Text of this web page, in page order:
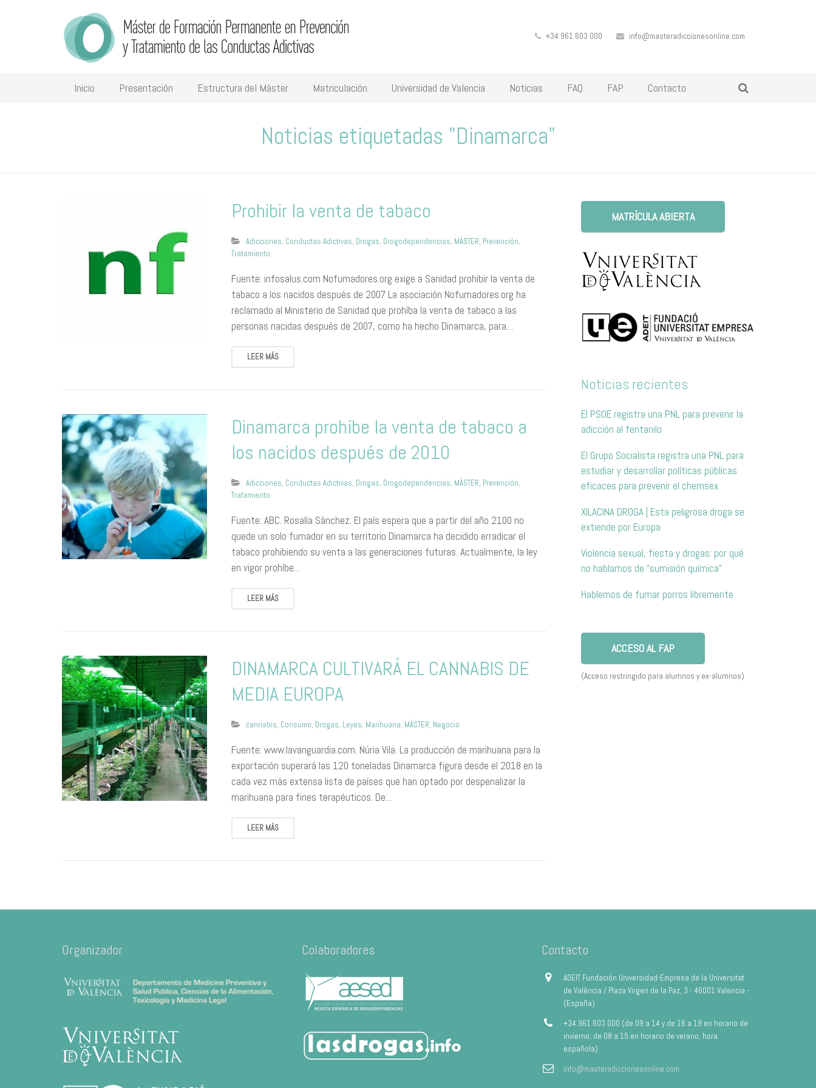
+34 961 603 000 info@masteradiccionesonline.com
Inicio Presentación Estructura del Máster Matriculación Universidad de Valencia Noticias FAQ FAP Contacto
Noticias etiquetadas "Dinamarca"
Prohibir la venta de tabaco
Adicciones, Conductas Adictivas, Drogas, Drogodependencias, MÁSTER, Prevención,
Tratamiento
Fuente: infosalus.com Nofumadores.org exige a Sanidad prohibir la venta de
tabaco a los nacidos después de 2007 La asociación Nofumadores.org ha
reclamado al Ministerio de Sanidad que prohíba la venta de tabaco a las
personas nacidas después de 2007, como ha hecho Dinamarca, para…
LEER MÁS
Dinamarca prohíbe la venta de tabaco a
los nacidos después de 2010
Adicciones, Conductas Adictivas, Drogas, Drogodependencias, MÁSTER, Prevención,
Tratamiento
Fuente: ABC. Rosalía Sánchez. El país espera que a partir del año 2100 no
quede un solo fumador en su territorio Dinamarca ha decidido erradicar el
tabaco prohibiendo su venta a las generaciones futuras. Actualmente, la ley
en vigor prohíbe…
LEER MÁS
DINAMARCA CULTIVARÁ EL CANNABIS DE
MEDIA EUROPA
cannabis, Consumo, Drogas, Leyes, Marihuana, MÁSTER, Negocio
Fuente: www.lavanguardia.com. Núria Vila. La producción de marihuana para la
exportación superará las 120 toneladas Dinamarca figura desde el 2018 en la
cada vez más extensa lista de países que han optado por despenalizar la
marihuana para fines terapéuticos. De…
LEER MÁS
MATRÍCULA ABIERTA
Noticias recientes
El PSOE registra una PNL para prevenir la
adicción al fentanilo
El Grupo Socialista registra una PNL para
estudiar y desarrollar políticas públicas
eficaces para prevenir el chemsex
XILACINA DROGA | Esta peligrosa droga se
extiende por Europa
Violencia sexual, fiesta y drogas: por qué
no hablamos de “sumisión química”
Hablemos de fumar porros libremente
ACCESO AL FAP
(Acceso restringido para alumnos y ex-alumnos)
Organizador Colaboradores Contacto
ADEIT Fundación Universidad-Empresa de la Universitat
de València / Plaza Virgen de la Paz, 3 - 46001 Valencia -
(España)
+34 961 603 000 (de 09 a 14 y de 16 a 19 en horario de
invierno; de 08 a 15 en horario de verano, hora
española)
info@masteradiccionesonline.com